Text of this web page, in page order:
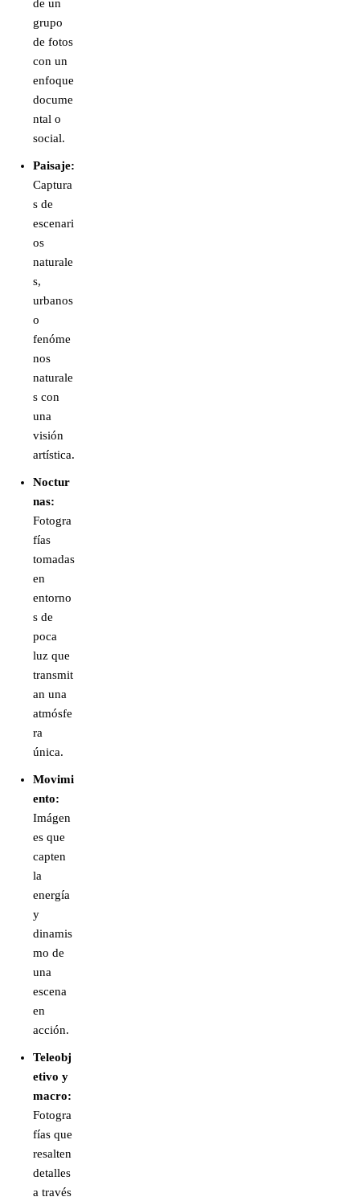
de un
grupo
de fotos
con un
enfoque
docume
ntal o
social.
Paisaje:
Captura
s de
escenari
os
naturale
s,
urbanos
o
fenóme
nos
naturale
s con
una
visión
artística.
Noctur
nas:
Fotogra
fías
tomadas
en
entorno
s de
poca
luz que
transmit
an una
atmósfe
ra
única.
Movimi
ento:
Imágen
es que
capten
la
energía
y
dinamis
mo de
una
escena
en
acción.
Teleobj
etivo y
macro:
Fotogra
fías que
resalten
detalles
a través